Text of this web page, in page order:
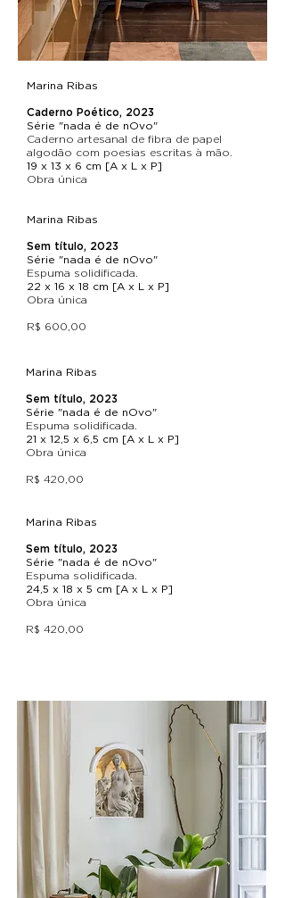
Marina Ribas
Caderno Poético, 2023
Série "nada é de nOvo"
Caderno artesanal de fibra de papel
algodão com poesias escritas à mão.
19 x 13 x 6 cm [A x L x P]
Obra única
Marina Ribas
Sem título, 2023
Série "nada é de nOvo"
Espuma solidificada.
22 x 16 x 18 cm [A x L x P]
Obra única
R$ 600,00
Marina Ribas
Sem título, 2023
Série "nada é de nOvo"
Espuma solidificada.
21 x 12,5 x 6,5 cm [A x L x P]
Obra única
R$ 420,00
Marina Ribas
Sem título, 2023
Série "nada é de nOvo"
Espuma solidificada.
24,5 x 18 x 5 cm [A x L x P]
Obra única
R$ 420,00